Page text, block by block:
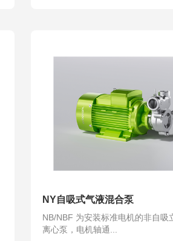
NY自吸式气液混合泵
NB/NBF 为安装标准电机的非自吸
离心泵，电机轴通...